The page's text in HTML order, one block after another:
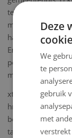
telefonisch een
maken om het
halen.
Er is één
persoon gratis
maar let op: op =
xtagstartza
href="https://
target="_blank"
Deze
We
te
gebruik
met